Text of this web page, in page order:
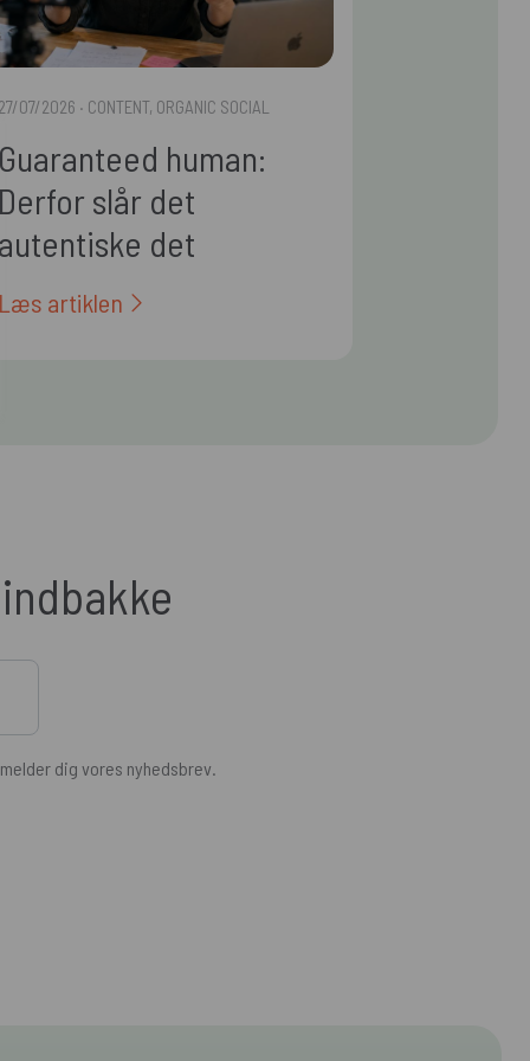
07/2026 · CONTENT, ORGANIC SOCIAL
human:
slår det
det
i 2026
artiklen
dig vores nyhedsbrev.